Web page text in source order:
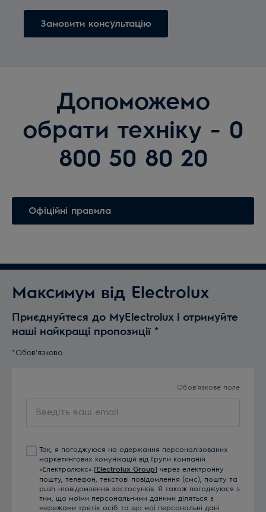
Замовити консультацію
Допоможемо
обрати техніку - 0
800 50 80 20
Офіційні правила
Максимум від Electrolux
Приєднуйтеся до MyElectrolux і отримуйте
наші найкращі пропозиції *
*Обов'язково
Обов'язкове поле
Так, я погоджуюся на одержання персоналізованих
маркетингових комунікацій від Групи компаній
«Електролюкс» [Electrolux Group] через електронну
пошту, телефон, текстові повідомлення (смс), пошту та
push -повідомлення застосунків. Я також погоджуюся з
тим, що моїми персональними даними діляться з
мережами третіх осіб та що мої персональні дані